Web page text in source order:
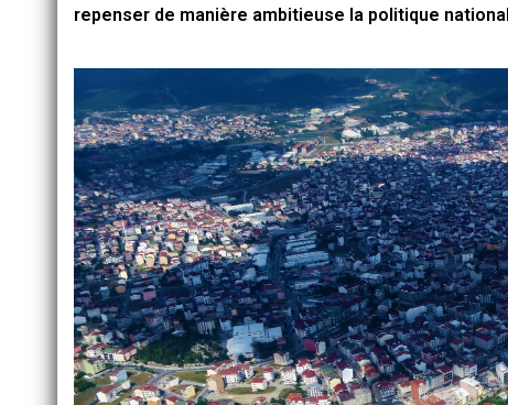
repenser de manière ambitieuse la politique